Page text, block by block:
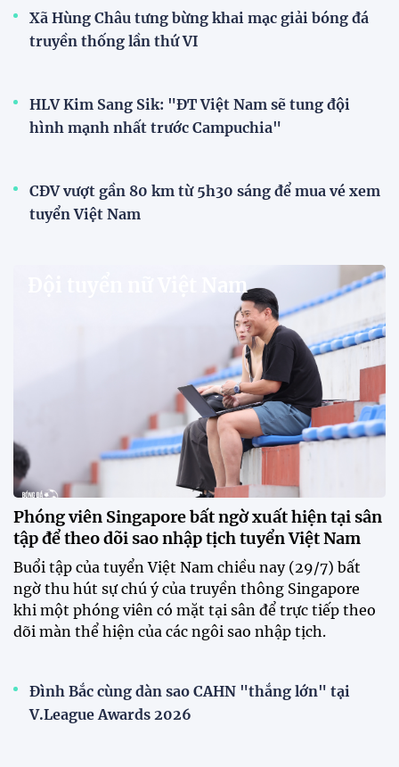
Xã Hùng Châu tưng bừng khai mạc giải bóng đá
truyền thống lần thứ VI
HLV Kim Sang Sik: "ĐT Việt Nam sẽ tung đội
hình mạnh nhất trước Campuchia"
CĐV vượt gần 80 km từ 5h30 sáng để mua vé xem
tuyển Việt Nam
Đội tuyển nữ Việt Nam
Phóng viên Singapore bất ngờ xuất hiện tại sân
tập để theo dõi sao nhập tịch tuyển Việt Nam
Buổi tập của tuyển Việt Nam chiều nay (29/7) bất
ngờ thu hút sự chú ý của truyền thông Singapore
khi một phóng viên có mặt tại sân để trực tiếp theo
dõi màn thể hiện của các ngôi sao nhập tịch.
Đình Bắc cùng dàn sao CAHN "thắng lớn" tại
V.League Awards 2026